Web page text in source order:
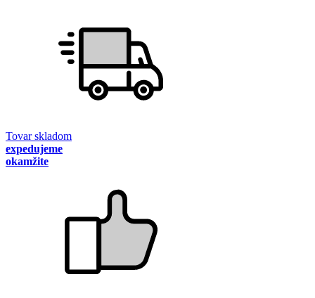
Tovar skladom
expedujeme
okamžite